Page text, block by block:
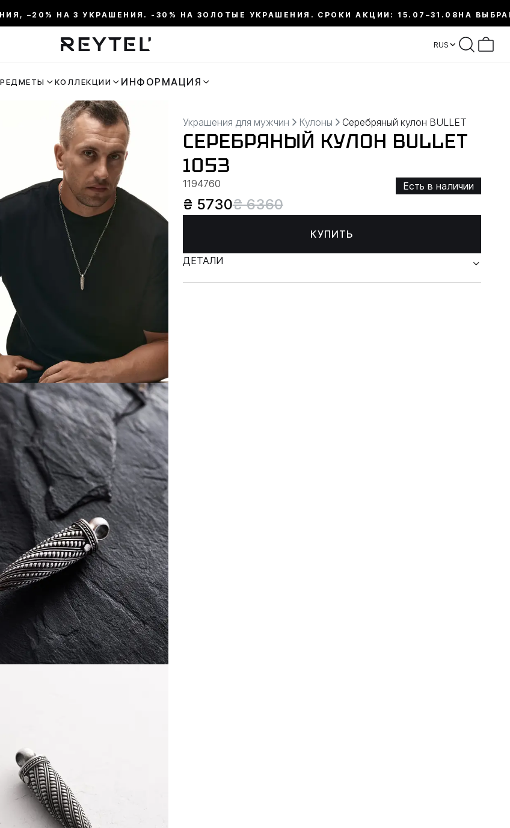
–20% НА 3 УКРАШЕНИЯ. -30% НА ЗОЛОТЫЕ УКРАШЕНИЯ. СРОКИ АКЦИИ: 15.07–31.08 НА
RUS
КОЛЛЕКЦИИ ИНФОРМАЦИЯ
Украшения для мужчин Кулоны Серебряный кулон BULLET
СЕРЕБРЯНЫЙ КУЛОН BULLET
1053
1194760 Есть в наличии
₴ 5730₴ 6360
КУПИТЬ
ДЕТАЛИ